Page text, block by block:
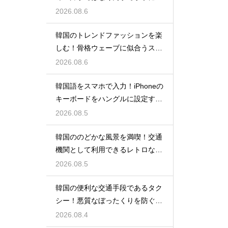
手する理由
2026.08.6
韓国のトレンドファッションを楽
しむ！骨格ウェーブに似合うスタ
イルの特徴
2026.08.6
韓国語をスマホで入力！iPhoneの
キーボードをハングルに設定する
手順
2026.08.5
韓国ののどかな風景を満喫！交通
機関として利用できるレトロな観
光の馬車
2026.08.5
韓国の便利な交通手段であるタク
シー！悪質なぼったくりを防ぐ確
実な対策
2026.08.4